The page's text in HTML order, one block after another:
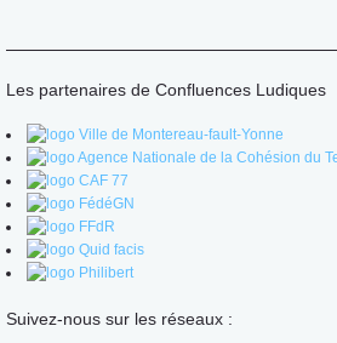
Les partenaires de Confluences Ludiques
Suivez-nous sur les réseaux :